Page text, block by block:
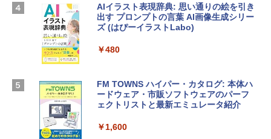
Apple 2026 MacBook Air M5チップ搭載
13インチノートブック：AIとApple Intell
スプレイ、16GBユニファイドメモリ、51
h ID - ミッドナイト
￥217,556
Microsoft Office Home & Business 202
4(最新 永続版)|オンラインコード版|Wind
Windows版 | Minecraft (マインクラフ
ト): Java & Bedrock Edition | オンライ
AIイラスト表現辞典: 思い通りの絵を引き
出す プロンプトの言葉 AI画像生成シリー
ズ (はぴーイラストLabo)
￥480
FM TOWNS ハイパー・カタログ: 本体ハ
ードウェア・市販ソフトウェアのパーフ
ェクトリストと最新エミュレータ紹介
￥1,600